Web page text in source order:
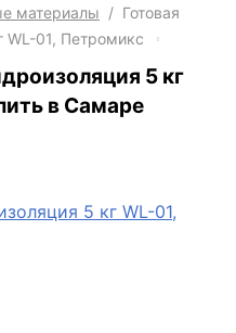
материалы / Готовая
WL-01, Петромикс
5 кг
в Самаре